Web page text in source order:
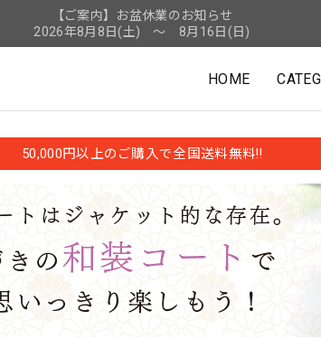
【ご案内】お盆休業のお知らせ
2026年8月8日(土) ～ 8月16日(日)
HOME
50,000円以上のご購入で全国送料無料!!